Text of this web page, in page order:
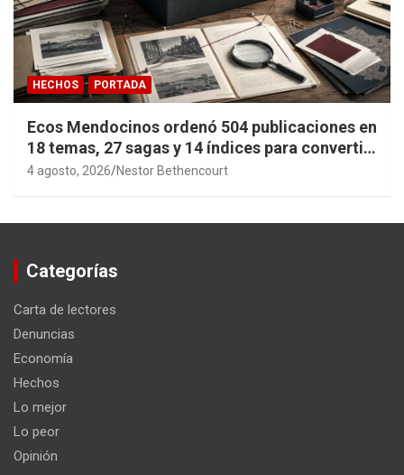
HECHOS PORTADA
Ecos Mendocinos ordenó 504 publicaciones en
18 temas, 27 sagas y 14 índices para convertir
años de investigación en memoria pública
4 agosto, 2026 Nestor Bethencourt
Categorías
Carta de lectores
Denuncias
Economía
Hechos
Lo mejor
Lo peor
Opinión